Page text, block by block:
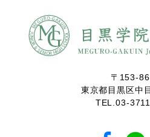
〒153-
東京都目黒区中
TEL.03-